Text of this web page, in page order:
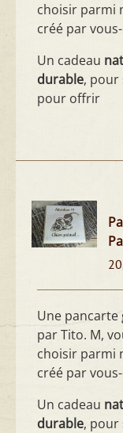
choisir parmi
créé par
Un cadeau
durable, pour
pour offrir
Une pancarte
par Tito. M,
choisir parmi
créé par
Un cadeau
durable, pour